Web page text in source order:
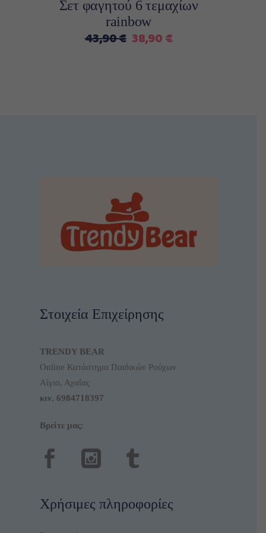
Σετ φαγητού 6 τεμαχίων
rainbow
43,90€ Original
38,90€Η
Στοιχεία Επιχείρησης
TRENDY BEAR
Online Κατάστημα Παιδικών Ρούχων
Αίγιο, Αχαΐας
κιν. 6984718397
Βρείτε μας:
Χρήσιμες πληροφορίες